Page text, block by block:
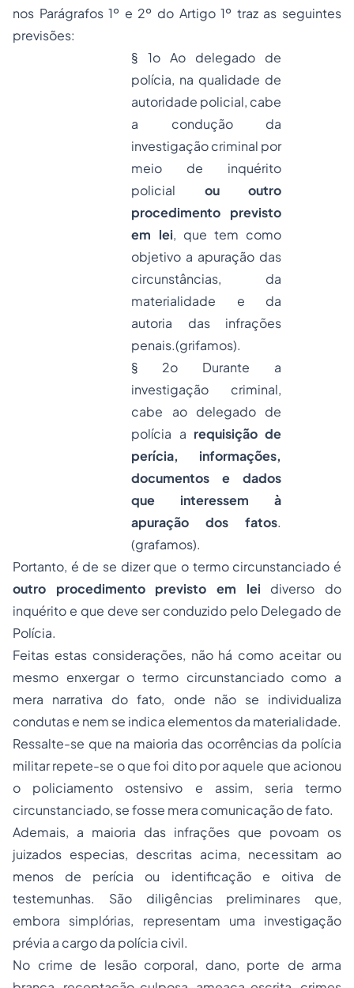
nos Parágrafos 1º e 2º do Artigo 1º traz as seguintes
previsões:
§ 1o Ao delegado de
polícia, na qualidade de
autoridade policial, cabe
a condução da
investigação criminal por
meio de inquérito
policial ou outro
procedimento previsto
em lei, que tem como
objetivo a apuração das
circunstâncias, da
materialidade e da
autoria das infrações
penais.(grifamos).
§ 2o Durante a
investigação criminal,
cabe ao delegado de
polícia a requisição de
perícia, informações,
documentos e dados
que interessem à
apuração dos fatos.
(grafamos).
Portanto, é de se dizer que o termo circunstanciado é
outro procedimento
previsto em lei diverso do
inquérito e que deve ser conduzido pelo Delegado de
Polícia.
Feitas estas considerações, não há como aceitar ou
mesmo enxergar o termo circunstanciado como a
mera narrativa do fato, onde não se individualiza
condutas e nem se indica elementos da materialidade.
Ressalte-se que na maioria das ocorrências da polícia
militar repete-se o que foi dito por aquele que acionou
o policiamento ostensivo e assim, seria termo
circunstanciado, se fosse mera comunicação de fato.
Ademais, a maioria das infrações que povoam os
juizados especias, descritas acima, necessitam ao
menos de perícia ou identificação e oitiva de
testemunhas. São diligências preliminares que,
embora simplórias, representam uma investigação
prévia a cargo da polícia civil.
No crime de lesão corporal, dano, porte de arma